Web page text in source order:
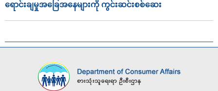
ရောင်းချမှုအခြေအနေများကို ကွင်းဆင်းစစ်ဆေး